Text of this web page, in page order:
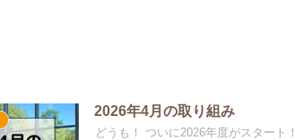
2026年4月の取り組み
どうも！ ついに2026年度がスタート